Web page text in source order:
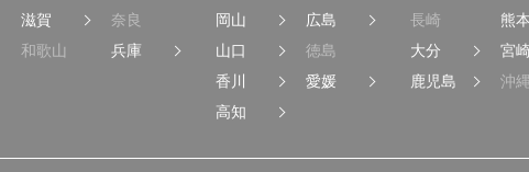
滋賀
奈良
和歌山
兵庫
岡山
広島
山口
徳島
香川
愛媛
高知
長崎
熊本
大分
宮
鹿児島
沖縄